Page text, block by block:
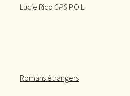
Lucie Rico GPS P.O.L
Romans étrangers